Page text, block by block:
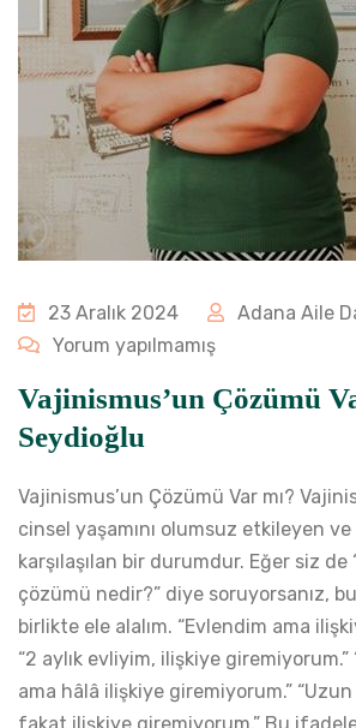
23 Aralık 2024
Adana Aile
Yorum yapılmamış
Vajinismus’un Çözümü
Seydioğlu
Vajinismus’un Çözümü Var mı?
cinsel yaşamını olumsuz etkileyen ve
karşılaşılan bir durumdur. Eğer siz de
çözümü nedir?” diye soruyorsanız,
birlikte ele alalım. “Evlendim ama
“2 aylık evliyim, ilişkiye giremiyorum.”
ama hâlâ ilişkiye giremiyorum.” “Uzun
fakat ilişkiye giremiyorum.” Bu